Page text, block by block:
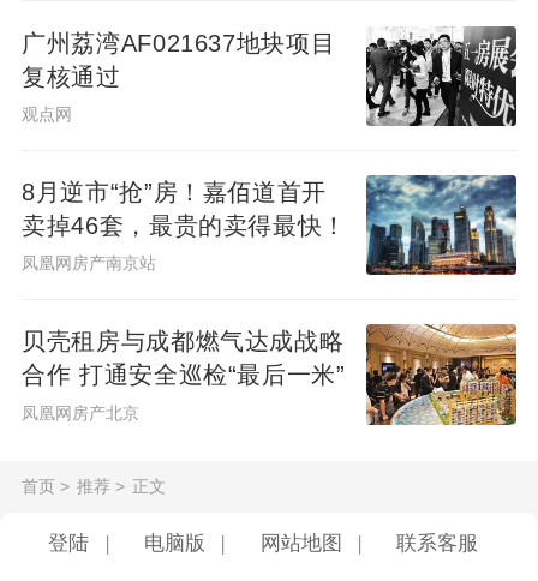
广州荔湾AF021637地块项目
复核通过
观点网
8月逆市“抢”房！嘉佰道首开
卖掉46套，最贵的卖得最快！
凤凰网房产南京站
贝壳租房与成都燃气达成战略
合作 打通安全巡检“最后一米”
凤凰网房产北京
首页 > 推荐 > 正文
登陆 | 电脑版 | 网站地图 | 联系客服